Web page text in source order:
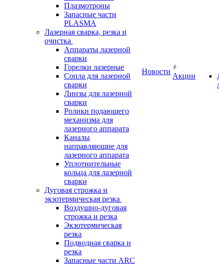
Плазмотроны
Запасные части
PLASMA
Лазерная сварка, резка и
очистка
Аппараты лазерной
сварки
Горелки лазерные
Сопла для лазерной
сварки
Линзы для лазерной
сварки
Ролики подающего
механизма для
лазерного аппарата
Каналы
направляющие для
лазерного аппарата
Уплотнительные
кольца для лазерной
сварки
Дуговая строжка и
экзотермическая резка
Воздушно-дуговая
строжка и резка
Экзотермическая
резка
Подводная сварка и
резка
Запасные части ARC
Новости
Акции